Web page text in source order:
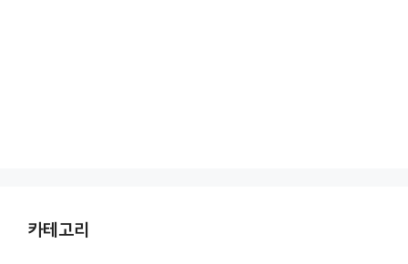
카테고리